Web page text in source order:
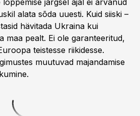
järgsel ajal ei arvanud
alata sõda uuesti. Kuid siiski –
hävitada Ukraina kui
maa pealt. Ei ole garanteeritud,
teistesse riikidesse.
muutuvad majandamise